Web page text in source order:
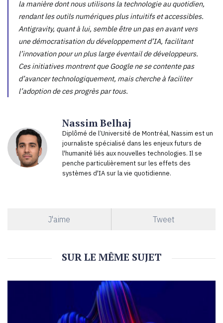
la manière dont nous utilisons la technologie au quotidien,
rendant les outils numériques plus intuitifs et accessibles.
Antigravity, quant à lui, semble être un pas en avant vers
une démocratisation du développement d’IA, facilitant
l’innovation pour un plus large éventail de développeurs.
Ces initiatives montrent que Google ne se contente pas
d’avancer technologiquement, mais cherche à faciliter
l’adoption de ces progrès par tous.
Nassim Belhaj
Diplômé de l’Université de Montréal, Nassim est un
journaliste spécialisé dans les enjeux futurs de
l'humanité liés aux nouvelles technologies. Il se
penche particulièrement sur les effets des
systèmes d'IA sur la vie quotidienne.
J'aime Tweet
SUR LE MÊME SUJET